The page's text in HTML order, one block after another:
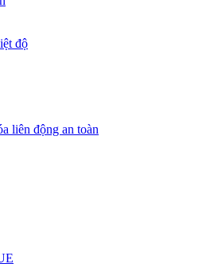
độ
liên động an toàn